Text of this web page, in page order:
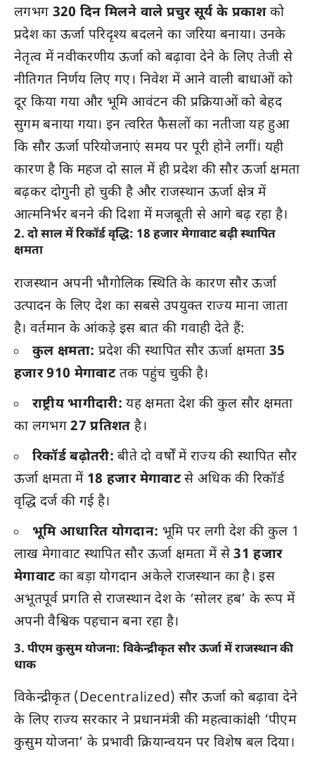
लगभग 320 दिन मिलने वाले प्रचुर सूर्य के प्रकाशको
प्रदेश का ऊर्जा परिदृश्य बदलने का जरिया बनाया। उनके
नेतृत्व में नवीकरणीय ऊर्जा को बढ़ावा देने के लिए तेजी से
नीतिगत निर्णय लिए गए। निवेश में आने वाली बाधाओं को
दूर किया गया और भूमि आवंटन की प्रक्रियाओं को बेहद
सुगम बनाया गया। इन त्वरित फैसलों का नतीजा यह हुआ
कि सौर ऊर्जा परियोजनाएं समय पर पूरी होने लगीं। यही
कारण है कि महज दो साल में ही प्रदेश की सौर ऊर्जा क्षमता
बढ़कर दोगुनी हो चुकी है और राजस्थान ऊर्जा क्षेत्र में
आत्मनिर्भर बनने की दिशा में मजबूती से आगे बढ़ रहा है।
2. दो साल में रिकॉर्ड वृद्धि: 18 हजार मेगावाट बढ़ी स्थापित
क्षमता
राजस्थान अपनी भौगोलिक स्थिति के कारण सौर ऊर्जा
उत्पादन के लिए देश का सबसे उपयुक्त राज्य माना जाता
है। वर्तमान के आंकड़े इस बात की गवाही देते हैं:
कुल क्षमता: प्रदेश की स्थापित सौर ऊर्जा क्षमता35
हजार 910 मेगावाटतक पहुंच चुकी है।
राष्ट्रीय भागीदारी: यह क्षमता देश की कुल सौर क्षमता
का लगभग27 प्रतिशत है।
रिकॉर्ड बढ़ोतरी: बीते दो वर्षों में राज्य की स्थापित सौर
ऊर्जा क्षमता में 18 हजार मेगावाटसे अधिक की रिकॉर्ड
वृद्धि दर्ज की गई है।
भूमि आधारित योगदान: भूमि पर लगी देश की कुल 1
लाख मेगावाट स्थापित सौर ऊर्जा क्षमता में से31 हजार
मेगावाटका बड़ा योगदान अकेले राजस्थान का है। इस
अभूतपूर्व प्रगति से राजस्थान देश के ‘सोलर हब’ के रूप में
अपनी वैश्विक पहचान बना रहा है।
3. पीएम कुसुम योजना: विकेन्द्रीकृत सौर ऊर्जा में राजस्थान की
धाक
विकेन्द्रीकृत (Decentralized) सौर ऊर्जा को बढ़ावा देने
के लिए राज्य सरकार ने प्रधानमंत्री की महत्वाकांक्षी ‘पीएम
कुसुम योजना’ के प्रभावी क्रियान्वयन पर विशेष बल दिया।